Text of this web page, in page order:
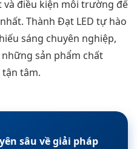
và điều kiện môi trường để
Thành Đạt LED tự hào
sáng chuyên nghiệp,
sản phẩm chất
tâm.
sâu về giải pháp